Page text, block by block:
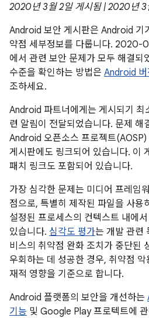
2020년 3월 2일 게시됨 | 2020년 3
Android 보안 게시판은 Android 기
약점 세부정보를 다룹니다. 2020-
에서 관련 보안 문제가 모두 해결되
수준을 확인하는 방법은 Android 버
조하세요.
Android 파트너에게는 게시되기 최
련 알림이 전달되었습니다. 문제 해
Android 오픈소스 프로젝트(AOSP)
게시판에도 링크되어 있습니다. 이
패치 링크도 포함되어 있습니다.
가장 심각한 문제는 미디어 프레임
점으로, 특별히 제작된 파일을 사용
설정된 프로세스의 컨텍스트 내에
있습니다. 심각도 평가는 개발 관련
비스의 취약점 완화 조치가 중단된
우회하는 데 성공한 경우, 취약점
재적 영향을 기준으로 합니다.
Android 플랫폼의 보안을 개선하는
기능 및 Google Play 프로텍트에